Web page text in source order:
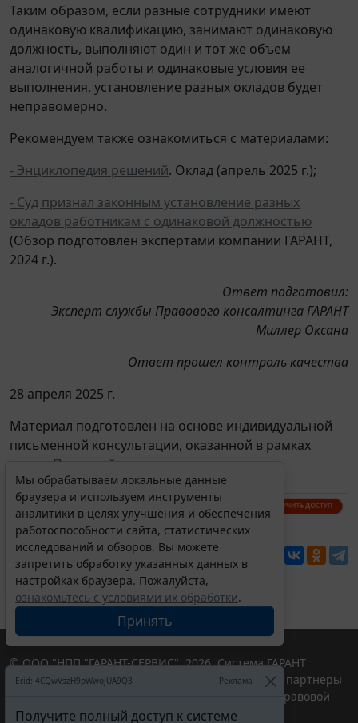
Таким образом, если разные сотрудники имеют
одинаковую квалификацию, занимают одинаковую
должность, выполняют один и тот же объем
аналогичной работы и одинаковые условия ее
выполнения, установление разных окладов будет
неправомерно.
Рекомендуем также ознакомиться с материалами:
- Энциклопедия решений. Оклад (апрель 2025 г.);
- Суд признал законным установление разных
окладов работникам с одинаковой должностью
(Обзор подготовлен экспертами компании ГАРАНТ,
2024 г.).
Ответ подготовил:
Эксперт службы Правового консалтинга ГАРАНТ
Миллер Оксана
Ответ прошел контроль качества
28 апреля 2025 г.
Материал подготовлен на основе индивидуальной
письменной консультации, оказанной в рамках
Правовой консалтинг
Перепечатка
Мы обрабатываем локальные данные
браузера и используем инструменты
аналитики в целях улучшения и обеспечения
работоспособности сайта, статистических
исследований и обзоров. Вы можете
запретить обработку указанных данных в
настройках браузера. Пожалуйста,
ознакомьтесь с условиями их обработки.
Принять
Erid: 4CQwVszH9pWwojUA9Q3 Реклама
Получите полный доступ к системе
© ООО "НПП "ГАРАНТ-СЕРВИС", 2026. Система ГАРАНТ
выпускается с 1990 года. Компания "Гарант" и ее партнеры
являются участниками Российской ассоциации правовой
информации ГАРАНТ.